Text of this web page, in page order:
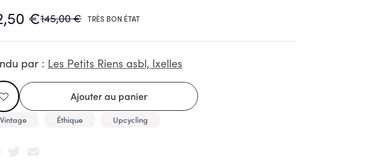
€145,00 € TRÈS BON ÉTAT
par : Les Petits Riens asbl, Ixelles
Vintage Éthique Upcycling